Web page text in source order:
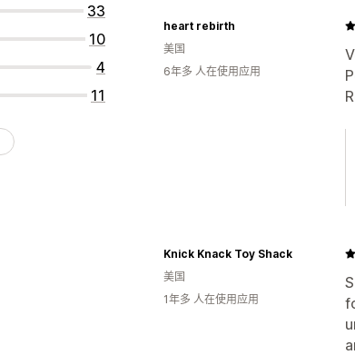
33
10
4
11
heart rebirth
美国
6年多 人在使用应用
Knick Knack Toy Shack
美国
1年多 人在使用应用